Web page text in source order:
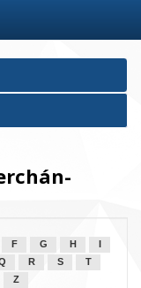
F G H
R S
T
Z